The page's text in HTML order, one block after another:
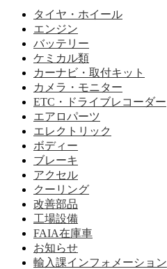
タイヤ・ホイール
エンジン
バッテリー
ケミカル類
カーナビ・取付キット
カメラ・モニター
ETC・ドライブレコーダー
エアロパーツ
エレクトリック
ボディー
ブレーキ
アクセル
クーリング
改善部品
工場設備
FAIA在庫車
お知らせ
輸入課インフォメーション